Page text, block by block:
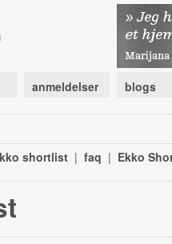
anmeldelser blogs
shortlist | faq | Ekko